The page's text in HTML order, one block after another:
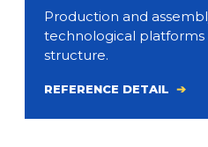
Production and
technological platforms
structure.
REFERENCE DETAIL